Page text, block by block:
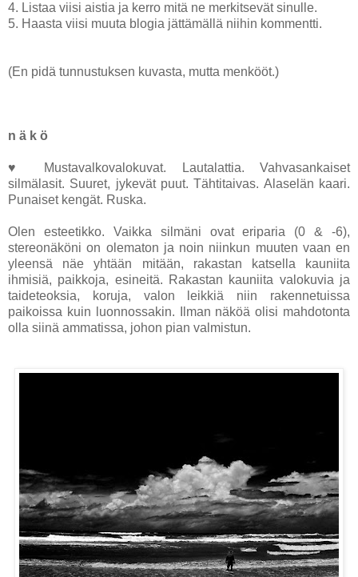
4. Listaa viisi aistia ja kerro mitä ne merkitsevät sinulle.
5. Haasta viisi muuta blogia jättämällä niihin kommentti.
(En pidä tunnustuksen kuvasta, mutta menkööt.)
n ä k ö
♥ Mustavalkovalokuvat. Lautalattia. Vahvasankaiset
silmälasit. Suuret, jykevät puut. Tähtitaivas. Alaselän kaari.
Punaiset kengät. Ruska.
Olen esteetikko. Vaikka silmäni ovat eriparia (0 & -6),
stereonäköni on olematon ja noin niinkun muuten vaan en
yleensä näe yhtään mitään, rakastan katsella kauniita
ihmisiä, paikkoja, esineitä. Rakastan kauniita valokuvia ja
taideteoksia, koruja, valon leikkiä niin rakennetuissa
paikoissa kuin luonnossakin. Ilman näköä olisi mahdotonta
olla siinä ammatissa, johon pian valmistun.